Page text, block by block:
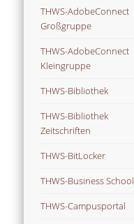
THWS-AdobeConnect
Großgruppe
THWS-AdobeConnect
Kleingruppe
THWS-Bibliothek
THWS-Bibliothek
Zeitschriften
THWS-BitLocker
THWS-Business School
THWS-Campusportal